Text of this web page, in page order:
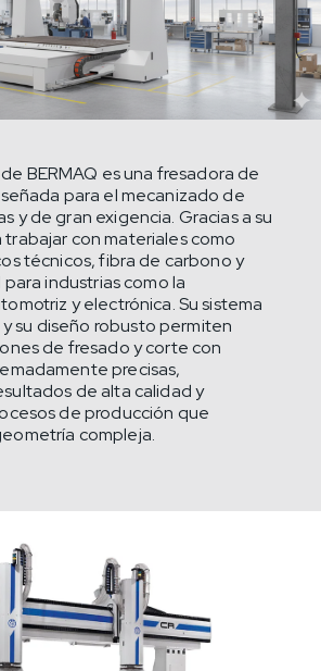
BERMAQ es una fresadora de
para el mecanizado de
y de gran exigencia. Gracias a su
con materiales como
técnicos, fibra de carbono y
para industrias como la
y electrónica. Su sistema
su diseño robusto permiten
de fresado y corte con
precisas,
de alta calidad y
de producción que
compleja.